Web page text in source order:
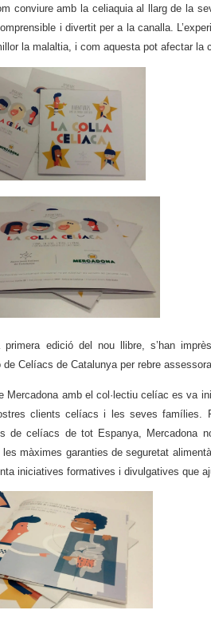
conviure amb la celiaquia al llarg de la
i divertit per a la canalla.
la malaltia, i com aquesta pot afectar
primera edició del nou llibre, s’han
de Celíacs de Catalunya per rebre
Mercadona amb el col·lectiu celíac es
clients celíacs i les seves famílies.
de celíacs de tot Espanya, Mercadona
les màximes garanties de seguretat
iniciatives formatives i divulgatives que